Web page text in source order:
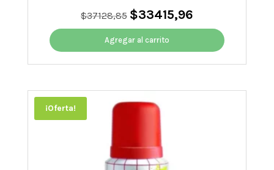
$37128,85 El
precio
original
era:
$37128,85.
$33415,96El
precio
es:
$33415,96.
Agregar al carrito
¡Oferta!